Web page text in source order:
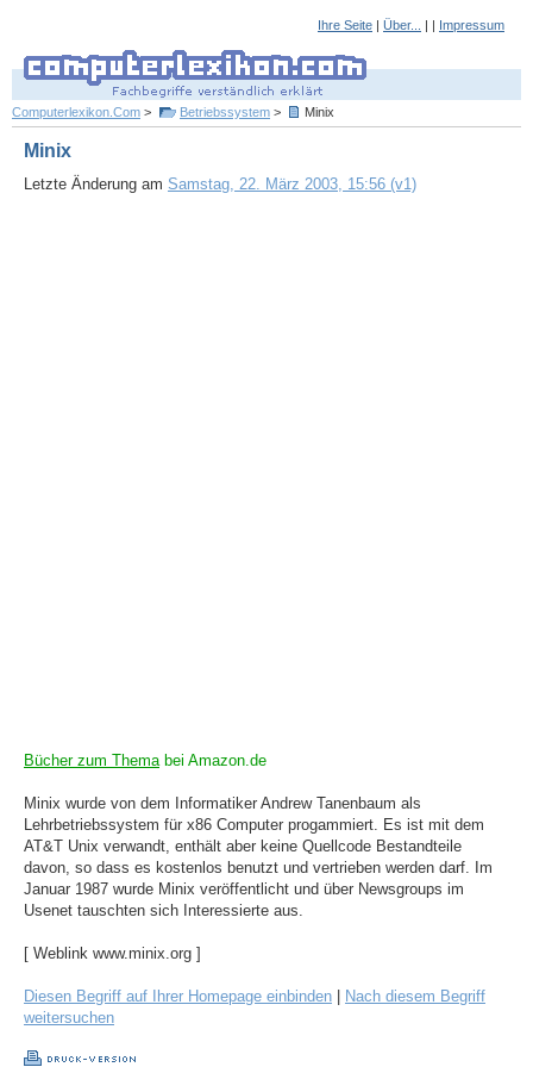
Ihre Seite | Über... | | Impressum
Computerlexikon.Com > Betriebssystem > Minix
Minix
Letzte Änderung am Samstag, 22. März 2003, 15:56 (v1)
Bücher zum Themabei Amazon.de
Minix wurde von dem Informatiker Andrew Tanenbaum als
Lehrbetriebssystem für x86 Computer progammiert. Es ist mit dem
AT&T Unix verwandt, enthält aber keine Quellcode Bestandteile
davon, so dass es kostenlos benutzt und vertrieben werden darf. Im
Januar 1987 wurde Minix veröffentlicht und über Newsgroups im
Usenet tauschten sich Interessierte aus.
[ Weblink www.minix.org ]
Diesen Begriff auf Ihrer Homepage einbinden
Nach diesem Begriff
weitersuchen